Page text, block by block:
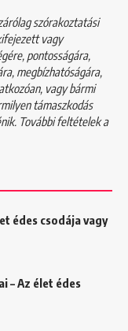
szórakoztatási
vagy
pontosságára,
megbízhatóságára,
vagy bármi
támaszkodás
További feltételek a
édes csodája vagy
– Az élet édes